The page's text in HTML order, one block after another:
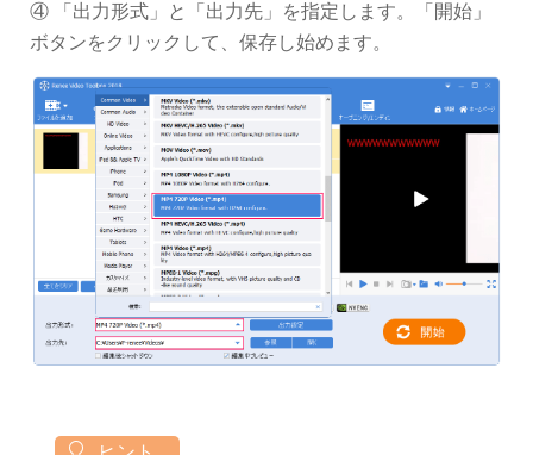
④ 「出力形式」と「出力先」を指定します。「開始」
ボタンをクリックして、保存し始めます。